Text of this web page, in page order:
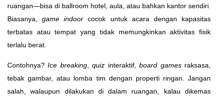
ruangan—bisa di ballroom hotel, aula, atau bahkan kantor sendiri.
Biasanya,game indoor cocok untuk acara dengan kapasitas
terbatas atau tempat yang tidak memungkinkan aktivitas fisik
terlalu berat.
Contohnya?Ice breaking,quiz interaktif,board gamesraksasa,
tebak gambar, atau lomba tim dengan properti ringan. Jangan
salah, walaupun dilakukan di dalam ruangan, kalau dikemas